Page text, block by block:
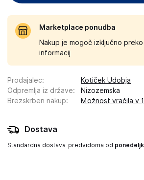
Marketplace ponudba
Nakup je mogoč izključno
informacij
Prodajalec:
Kotiček Udobja
Odpremlja iz države:
Nizozemska
Brezskrben nakup: Možnost vračila v
Dostava
Standardna dostava predvidoma od